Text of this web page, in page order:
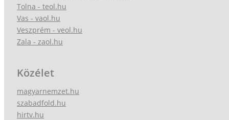
Tolna - teol.hu
Vas - vaol.hu
Veszprém - veol.hu
Zala - zaol.hu
Közélet
magyarnemzet.hu
szabadfold.hu
hirtv.hu